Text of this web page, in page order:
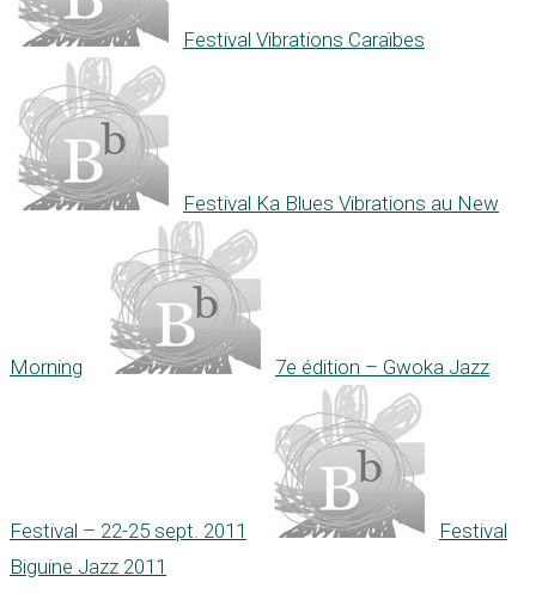
Festival Vibrations Caraïbes
Festival Ka Blues Vibrations au New
Morning 7e édition – Gwoka Jazz
Festival – 22-25 sept. 2011
Festival
Biguine Jazz 2011